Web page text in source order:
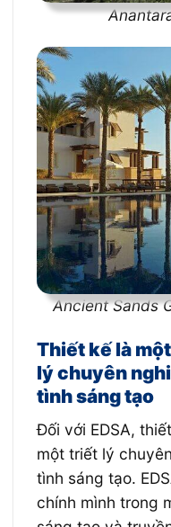
Ancient Sands
Thiết kế là
lý chuyên
tình sáng tạo
Đối với EDSA,
một triết lý
tình sáng tạo.
chính mình trong